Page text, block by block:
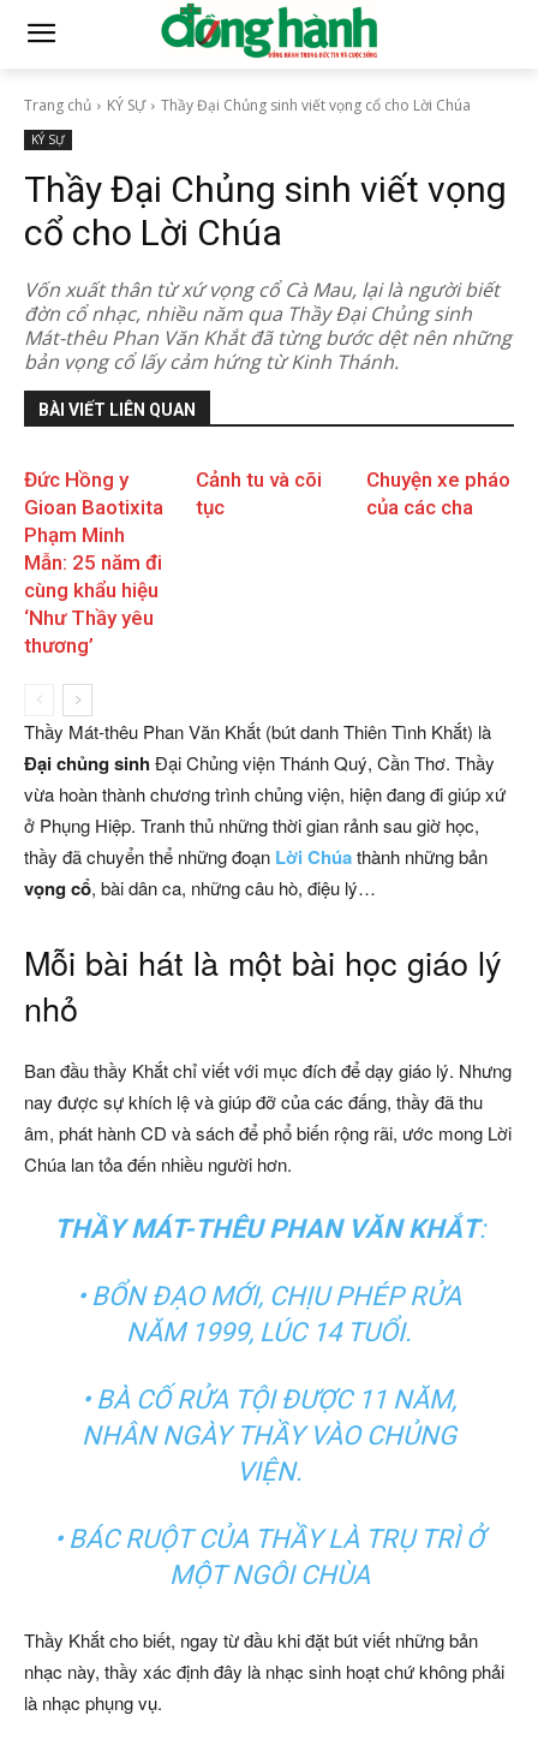
Trang chủ KÝ SỰ Thầy Đại Chủng sinh viết vọng cổ cho Lời Chúa
KÝ SỰ
Thầy Đại Chủng sinh viết vọng
cổ cho Lời Chúa
Vốn xuất thân từ xứ vọng cổ Cà Mau, lại là người biết
đờn cổ nhạc, nhiều năm qua Thầy Đại Chủng sinh
Mát-thêu Phan Văn Khắt đã từng bước dệt nên những
bản vọng cổ lấy cảm hứng từ Kinh Thánh.
BÀI VIẾT LIÊN QUAN
Đức Hồng y
Gioan Baotixita
Phạm Minh
Mẫn: 25 năm đi
cùng khẩu hiệu
‘Như Thầy yêu
thương’
Cảnh tu và cõi
tục
Chuyện xe pháo
của các cha
Thầy Mát-thêu Phan Văn Khắt (bút danh Thiên Tình Khắt) là
Đại chủng sinhĐại Chủng viện Thánh Quý, Cần Thơ. Thầy
vừa hoàn thành chương trình chủng viện, hiện đang đi giúp xứ
ở Phụng Hiệp. Tranh thủ những thời gian rảnh sau giờ học,
thầy đã chuyển thể những đoạn Lời Chúathành những bản
vọng cổ, bài dân ca, những câu hò, điệu lý…
Mỗi bài hát là một bài học giáo lý
nhỏ
Ban đầu thầy Khắt chỉ viết với mục đích để dạy giáo lý. Nhưng
nay được sự khích lệ và giúp đỡ của các đấng, thầy đã thu
âm, phát hành CD và sách để phổ biến rộng rãi, ước mong Lời
Chúa lan tỏa đến nhiều người hơn.
THẦY MÁT-THÊU PHAN VĂN KHẮT:
• BỔN ĐẠO MỚI, CHỊU PHÉP RỬA
NĂM 1999, LÚC 14 TUỔI.
• BÀ CỐ RỬA TỘI ĐƯỢC 11 NĂM,
NHÂN NGÀY THẦY VÀO CHỦNG
VIỆN.
• BÁC RUỘT CỦA THẦY LÀ TRỤ TRÌ Ở
MỘT NGÔI CHÙA
Thầy Khắt cho biết, ngay từ đầu khi đặt bút viết những bản
nhạc này, thầy xác định đây là nhạc sinh hoạt chứ không phải
là nhạc phụng vụ.